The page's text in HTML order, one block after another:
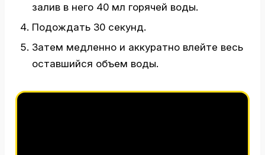
залив в него 40 мл горячей воды.
Подождать 30 секунд.
Затем медленно и аккуратно влейте весь
оставшийся объем воды.